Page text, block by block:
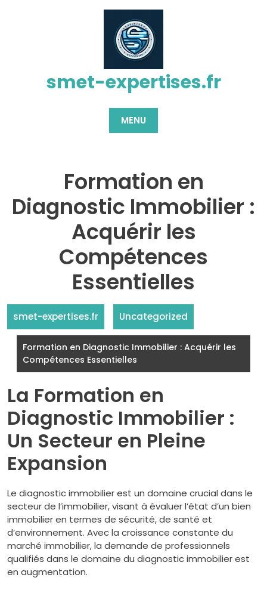
smet-expertises.fr
MENU
Formation en
Diagnostic Immobilier :
Acquérir les
Compétences
Essentielles
smet-expertises.fr Uncategorized
Formation en Diagnostic Immobilier : Acquérir les
Compétences Essentielles
La Formation en
Diagnostic Immobilier :
Un Secteur en Pleine
Expansion
Le diagnostic immobilier est un domaine crucial dans le
secteur de l’immobilier, visant à évaluer l’état d’un bien
immobilier en termes de sécurité, de santé et
d’environnement. Avec la croissance constante du
marché immobilier, la demande de professionnels
qualifiés dans le domaine du diagnostic immobilier est
en augmentation.